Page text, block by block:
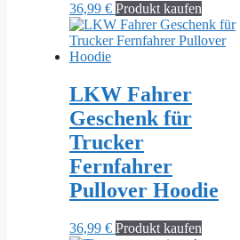
36,99 € Produkt kaufen
LKW Fahrer
Geschenk für
Trucker
Fernfahrer
Pullover Hoodie
36,99 € Produkt kaufen